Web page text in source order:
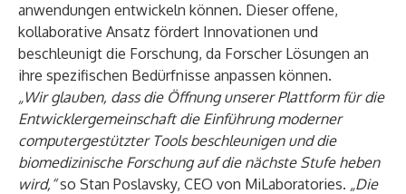
anwendungen entwickeln können. Dieser offene,
kollaborative Ansatz fördert Innovationen und
beschleunigt die Forschung, da Forscher Lösungen an
ihre spezifischen Bedürfnisse anpassen können.
„Wir glauben, dass die Öffnung unserer Plattform für die
Entwicklergemeinschaft die Einführung moderner
computergestützter Tools beschleunigen und die
biomedizinische Forschung auf die nächste Stufe heben
wird,“so Stan Poslavsky, CEO von MiLaboratories. „Die